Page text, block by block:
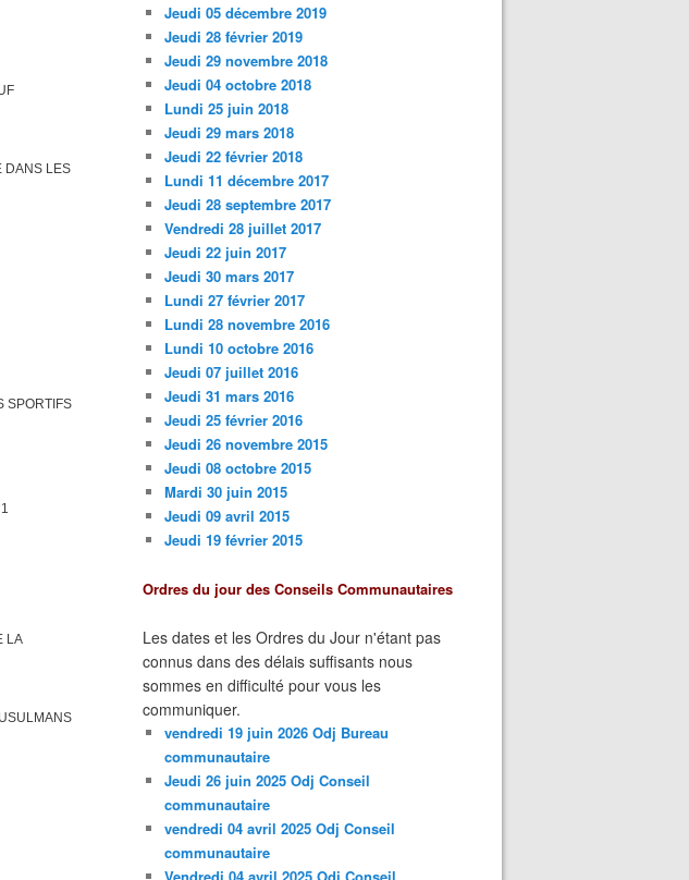
DANS LES
SPORTIFS
LA
Jeudi 05 décembre 2019
Jeudi 28 février 2019
Jeudi 29 novembre 2018
Jeudi 04 octobre 2018
Lundi 25 juin 2018
Jeudi 29 mars 2018
Jeudi 22 février 2018
Lundi 11 décembre 2017
Jeudi 28 septembre 2017
Vendredi 28 juillet 2017
Jeudi 22 juin 2017
Jeudi 30 mars 2017
Lundi 27 février 2017
Lundi 28 novembre 2016
Lundi 10 octobre 2016
Jeudi 07 juillet 2016
Jeudi 31 mars 2016
Jeudi 25 février 2016
Jeudi 26 novembre 2015
Jeudi 08 octobre 2015
Mardi 30 juin 2015
Jeudi 09 avril 2015
Jeudi 19 février 2015
Ordres du jour des Conseils Communautaires
Les dates et les Ordres du Jour n'étant pas
connus dans des délais suffisants nous
sommes en difficulté pour vous les
communiquer.
vendredi 19 juin 2026 Odj Bureau
communautaire
Jeudi 26 juin 2025 Odj Conseil
communautaire
vendredi 04 avril 2025 Odj Conseil
communautaire